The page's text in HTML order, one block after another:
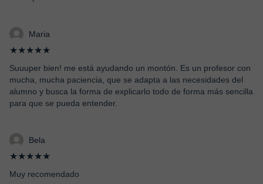
Maria
★★★★★
Suuuper bien! me está ayudando un montón. Es un profesor con
mucha, mucha paciencia, que se adapta a las necesidades del
alumno y busca la forma de explicarlo todo de forma más sencilla
para que se pueda entender.
Bela
★★★★★
Muy recomendado